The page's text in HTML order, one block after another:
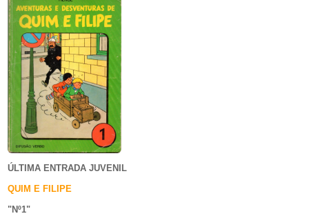
ÚLTIMA ENTRADA JUVENIL
QUIM E FILIPE
"Nº1"